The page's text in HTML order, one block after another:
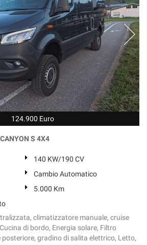
124.900 Euro
S 4X4
140 KW/190 CV
Cambio Automatico
5.000 Km
climatizzatore manuale, cruise
di bordo, Energia solare, Filtro
gradino di salita elettrico, Letto,